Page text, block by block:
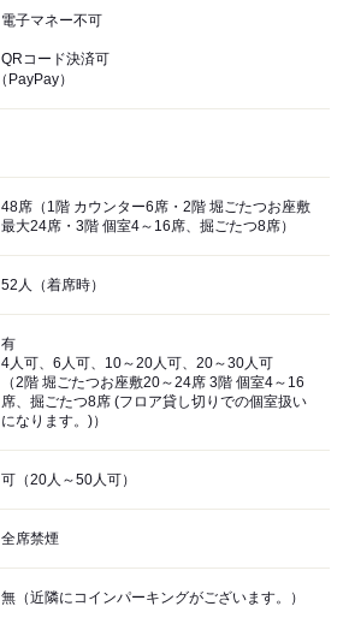
電子マネー不可
QRコード決済可
（PayPay）
48席（1階 カウンター6席・2階 堀ごたつお座敷
最大24席・3階 個室4～16席、掘ごたつ8席）
52人（着席時）
有
4人可、6人可、10～20人可、20～30人可
（2階 堀ごたつお座敷20～24席 3階 個室4～16
席、掘ごたつ8席 (フロア貸し切りでの個室扱い
になります。)）
可（20人～50人可）
全席禁煙
無（近隣にコインパーキングがございます。）